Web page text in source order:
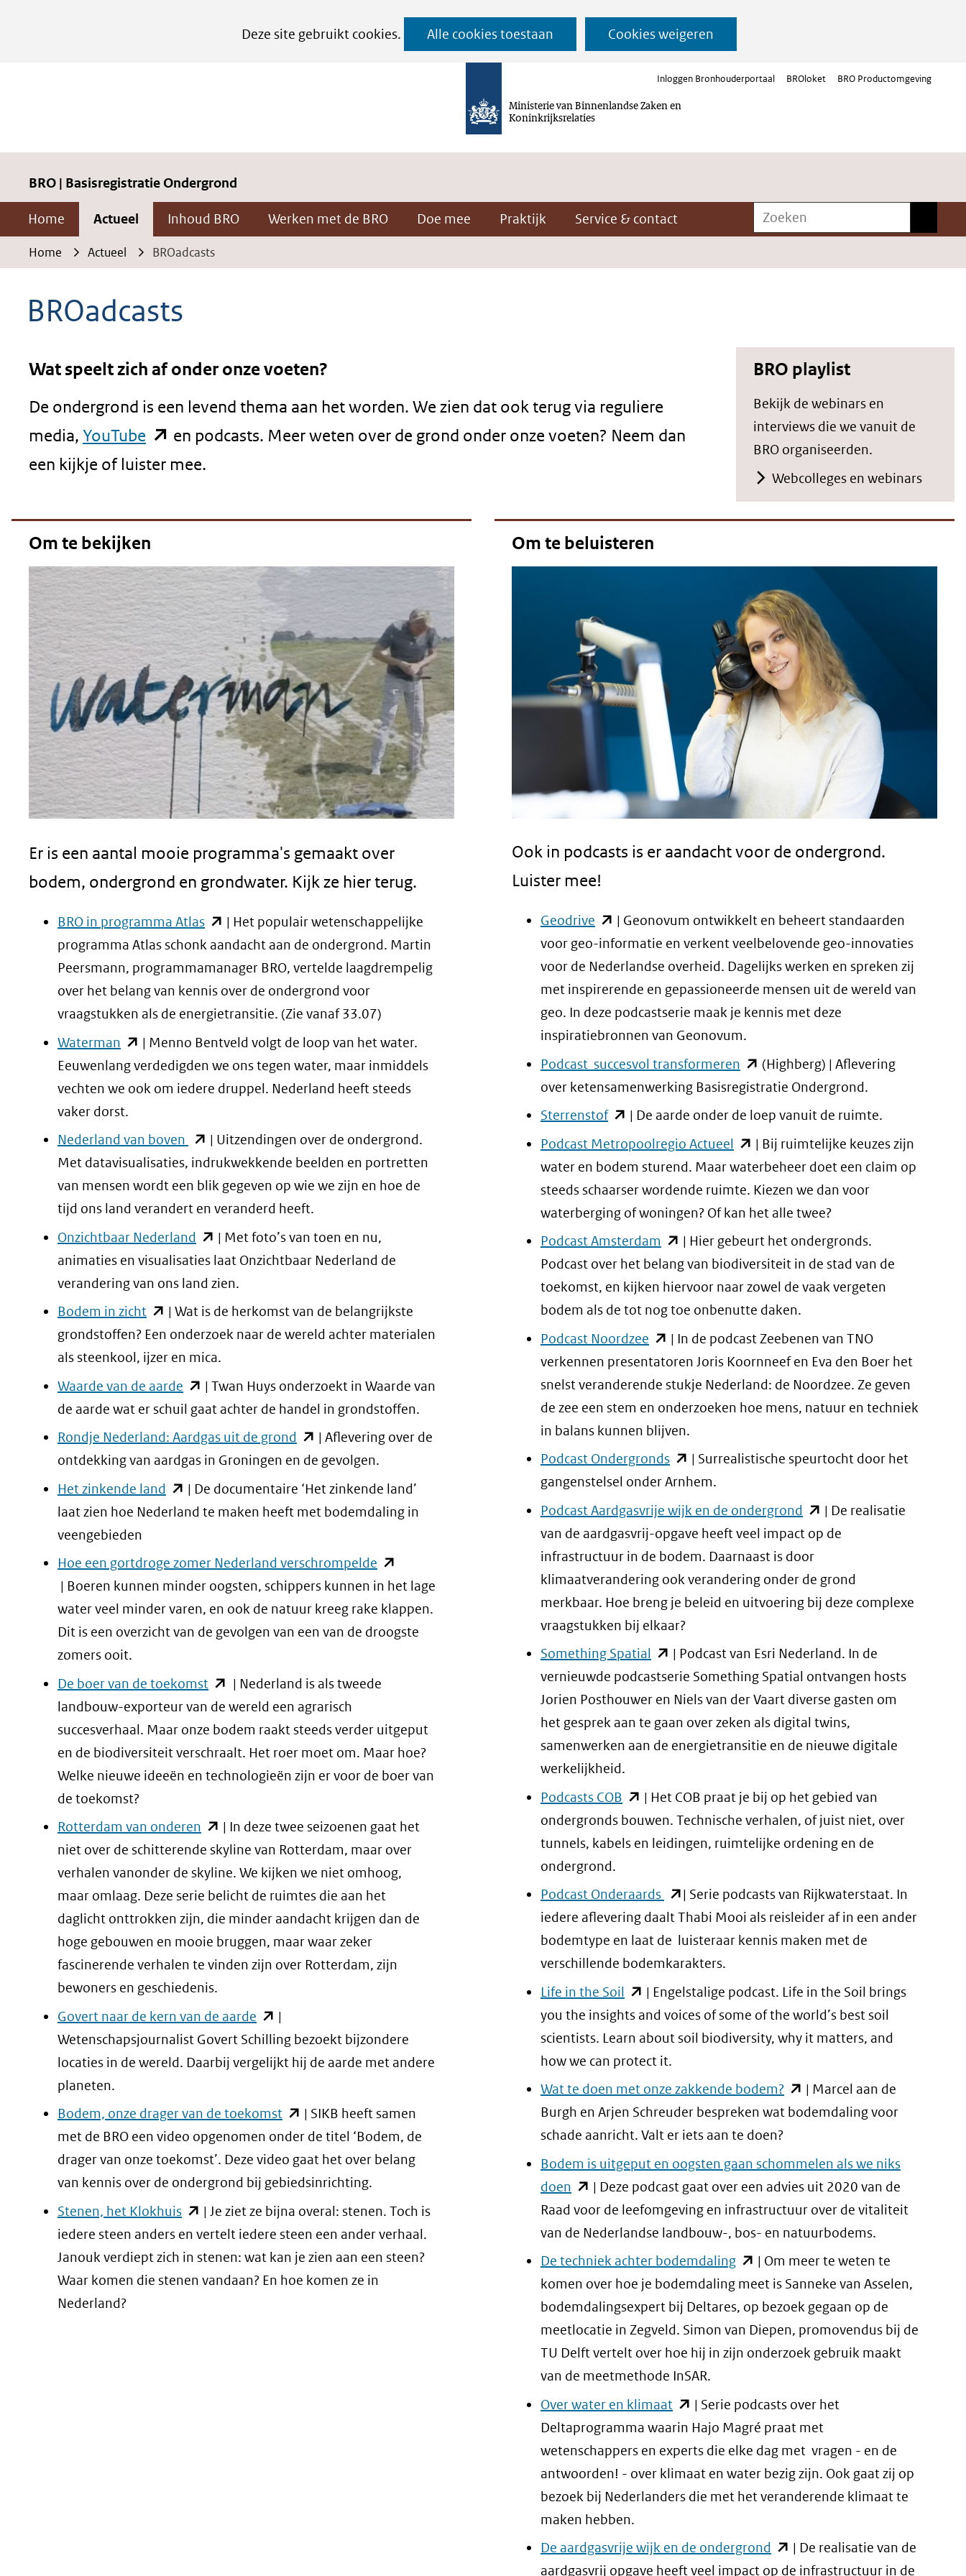
Deze site gebruikt cookies.
van
cookies
op
deze
website
worden
Alle cookies toestaan Cookies weigeren
Ga
naar
de
Ministerie van Binnenlandse Zaken en
Koninkrijksrelaties
Inloggen Bronhouderportaal BROloket BRO Productomgeving
BRO | Basisregistratie Ondergrond
Home Actueel Inhoud BRO Werken met de BRO Doe mee Praktijk Service & contact Zoeken
Home Actueel BROadcasts
BROadcasts
Wat speelt zich af onder onze voeten?
De ondergrond is een levend thema aan het worden. We zien dat ook terug via reguliere
media, YouTube (opent
in
venster)
(verwijst
naar
een
andere
website)
en podcasts. Meer weten over de grond onder onze voeten? Neem dan
een kijkje of luister mee.
BRO playlist
Bekijk de webinars en
interviews die we vanuit de
BRO organiseerden.
Webcolleges en webinars
Om te bekijken
Er is een aantal mooie programma's gemaakt over
bodem, ondergrond en grondwater. Kijk ze hier terug.
BRO in programma Atlas(opent
in
nieuw
venster)
(verwijst
naar
een
andere
| Het populair wetenschappelijke
programma Atlas schonk aandacht aan de ondergrond. Martin
Peersmann, programmamanager BRO, vertelde laagdrempelig
over het belang van kennis over de ondergrond voor
vraagstukken als de energietransitie. (Zie vanaf 33.07)
Waterman (opent
in
nieuw
venster)
(verwijst
naar
een
andere
| Menno Bentveld volgt de loop van het water.
Eeuwenlang verdedigden we ons tegen water, maar inmiddels
vechten we ook om iedere druppel. Nederland heeft steeds
vaker dorst.
Nederland van boven
(opent
in
nieuw
venster)
(verwijst
naar
een
| Uitzendingen over de ondergrond.
Met datavisualisaties, indrukwekkende beelden en portretten
van mensen wordt een blik gegeven op wie we zijn en hoe de
tijd ons land verandert en veranderd heeft.
Onzichtbaar Nederland (opent
in
nieuw
venster)
(verwijst
naar
andere
website)
| Met foto’s van toen en nu,
animaties en visualisaties laat Onzichtbaar Nederland de
verandering van ons land zien.
Bodem in zicht (opent
in
nieuw
venster)
(verwijst
een
andere
website)
| Wat is de herkomst van de belangrijkste
grondstoffen? Een onderzoek naar de wereld achter materialen
als steenkool, ijzer en mica.
Waarde van de aarde (opent
in
nieuw
venster)
naar
website)
| Twan Huys onderzoekt in Waarde van
de aarde wat er schuil gaat achter de handel in grondstoffen.
Rondje Nederland: Aardgas uit de grond (opent
in
nieuw
venster)
een
andere
website)
| Aflevering over de
ontdekking van aardgas in Groningen en de gevolgen.
Het zinkende land (opent
in
venster)
(verwijst
naar
een
| De documentaire ‘Het zinkende land’
laat zien hoe Nederland te maken heeft met bodemdaling in
veengebieden
Hoe een gortdroge zomer Nederland verschrompelde (opent
in
nieuw
venster)
naar
andere
website)
| Boeren kunnen minder oogsten, schippers kunnen in het lage
water veel minder varen, en ook de natuur kreeg rake klappen.
Dit is een overzicht van de gevolgen van een van de droogste
zomers ooit.
De boer van de toekomst (opent
in
nieuw
venster)
(verwijst
een
andere
website)
| Nederland is als tweede
landbouw-exporteur van de wereld een agrarisch
succesverhaal. Maar onze bodem raakt steeds verder uitgeput
en de biodiversiteit verschraalt. Het roer moet om. Maar hoe?
Welke nieuwe ideeën en technologieën zijn er voor de boer van
de toekomst?
Rotterdam van onderen (opent
in
nieuw
venster)
(verwijst
naar
een
andere
website)
| In deze twee seizoenen gaat het
niet over de schitterende skyline van Rotterdam, maar over
verhalen vanonder de skyline. We kijken we niet omhoog,
maar omlaag. Deze serie belicht de ruimtes die aan het
daglicht onttrokken zijn, die minder aandacht krijgen dan de
hoge gebouwen en mooie bruggen, maar waar zeker
fascinerende verhalen te vinden zijn over Rotterdam, zijn
bewoners en geschiedenis.
Govert naar de kern van de aarde (opent
in
nieuw
(verwijst
naar
een
andere
|
Wetenschapsjournalist Govert Schilling bezoekt bijzondere
locaties in de wereld. Daarbij vergelijkt hij de aarde met andere
planeten.
Bodem, onze drager van de toekomst (opent
in
nieuw
venster)
(verwijst
naar
een
andere
| SIKB heeft samen
met de BRO een video opgenomen onder de titel ‘Bodem, de
drager van onze toekomst’. Deze video gaat het over belang
van kennis over de ondergrond bij gebiedsinrichting.
Stenen, het Klokhuis(opent
in
nieuw
venster)
| Je ziet ze bijna overal: stenen. Toch is
iedere steen anders en vertelt iedere steen een ander verhaal.
Janouk verdiept zich in stenen: wat kan je zien aan een steen?
Waar komen die stenen vandaan? En hoe komen ze in
Nederland?
Om te beluisteren
Ook in podcasts is er aandacht voor de ondergrond.
Luister mee!
Geodrive (opent
in
nieuw
venster)
(verwijst
naar
een
andere
| Geonovum ontwikkelt en beheert standaarden
voor geo-informatie en verkent veelbelovende geo-innovaties
voor de Nederlandse overheid. Dagelijks werken en spreken zij
met inspirerende en gepassioneerde mensen uit de wereld van
geo. In deze podcastserie maak je kennis met deze
inspiratiebronnen van Geonovum.
Podcast succesvol transformeren (opent
in
nieuw
(verwijst
website)
(Highberg) | Aflevering
over ketensamenwerking Basisregistratie Ondergrond.
Sterrenstof(opent
in
nieuw
venster)
(verwijst
een
website)
| De aarde onder de loep vanuit de ruimte.
Podcast Metropoolregio Actueel (opent
in
nieuw
venster)
(verwijst
naar
een
andere
| Bij ruimtelijke keuzes zijn
water en bodem sturend. Maar waterbeheer doet een claim op
steeds schaarser wordende ruimte. Kiezen we dan voor
waterberging of woningen? Of kan het alle twee?
Podcast Amsterdam (opent
in
nieuw
venster)
(verwijst
naar
een
andere
website)
| Hier gebeurt het ondergronds.
Podcast over het belang van biodiversiteit in de stad van de
toekomst, en kijken hiervoor naar zowel de vaak vergeten
bodem als de tot nog toe onbenutte daken.
Podcast Noordzee (opent
in
nieuw
venster)
(verwijst
naar
een
website)
| In de podcast Zeebenen van TNO
verkennen presentatoren Joris Koornneef en Eva den Boer het
snelst veranderende stukje Nederland: de Noordzee. Ze geven
de zee een stem en onderzoeken hoe mens, natuur en techniek
in balans kunnen blijven.
Podcast Ondergronds(opent
in
nieuw
venster)
(verwijst
naar
een
andere
| Surrealistische speurtocht door het
gangenstelsel onder Arnhem.
Podcast Aardgasvrije wijk en de ondergrond (opent
in
nieuw
venster)
(verwijst
een
andere
website)
| De realisatie
van de aardgasvrij-opgave heeft veel impact op de
infrastructuur in de bodem. Daarnaast is door
klimaatverandering ook verandering onder de grond
merkbaar. Hoe breng je beleid en uitvoering bij deze complexe
vraagstukken bij elkaar?
Something Spatial (opent
in
nieuw
venster)
(verwijst
een
andere
website)
| Podcast van Esri Nederland. In de
vernieuwde podcastserie Something Spatial ontvangen hosts
Jorien Posthouwer en Niels van der Vaart diverse gasten om
het gesprek aan te gaan over zeken als digital twins,
samenwerken aan de energietransitie en de nieuwe digitale
werkelijkheid.
Podcasts COB (opent
in
nieuw
(verwijst
naar
een
andere
| Het COB praat je bij op het gebied van
ondergronds bouwen. Technische verhalen, of juist niet, over
tunnels, kabels en leidingen, ruimtelijke ordening en de
ondergrond.
Podcast Onderaards (opent
in
nieuw
venster)
(verwijst
naar
een
andere
| Serie podcasts van Rijkwaterstaat. In
iedere aflevering daalt Thabi Mooi als reisleider af in een ander
bodemtype en laat de luisteraar kennis maken met de
verschillende bodemkarakters.
Life in the Soil (opent
in
nieuw
venster)
(verwijst
naar
een
website)
| Engelstalige podcast. Life in the Soil brings
you the insights and voices of some of the world’s best soil
scientists. Learn about soil biodiversity, why it matters, and
how we can protect it.
Wat te doen met onze zakkende bodem?(opent
in
venster)
(verwijst
naar
een
| Marcel aan de
Burgh en Arjen Schreuder bespreken wat bodemdaling voor
schade aanricht. Valt er iets aan te doen?
Bodem is uitgeput en oogsten gaan schommelen als we niks
doen (opent
in
nieuw
venster)
(verwijst
naar
een
andere
website)
| Deze podcast gaat over een advies uit 2020 van de
Raad voor de leefomgeving en infrastructuur over de vitaliteit
van de Nederlandse landbouw-, bos- en natuurbodems.
De techniek achter bodemdaling(opent
in
nieuw
venster)
(verwijst
een
andere
website)
| Om meer te weten te
komen over hoe je bodemdaling meet is Sanneke van Asselen,
bodemdalingsexpert bij Deltares, op bezoek gegaan op de
meetlocatie in Zegveld. Simon van Diepen, promovendus bij de
TU Delft vertelt over hoe hij in zijn onderzoek gebruik maakt
van de meetmethode InSAR.
Over water en klimaat (opent
in
nieuw
venster)
(verwijst
een
andere
| Serie podcasts over het
Deltaprogramma waarin Hajo Magré praat met
wetenschappers en experts die elke dag met vragen - en de
antwoorden! - over klimaat en water bezig zijn. Ook gaat zij op
bezoek bij Nederlanders die met het veranderende klimaat te
maken hebben.
De aardgasvrije wijk en de ondergrond (opent
in
| De realisatie van de
aardgasvrij opgave heeft veel impact op de infrastructuur in de